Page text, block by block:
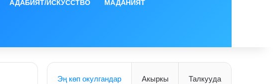
АДАБИЯТ/ИСКУССТВО МАДАНИЯТ
Эң көп окулгандар Акыркы Талкууда